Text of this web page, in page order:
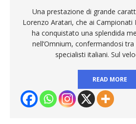
Una prestazione di grande
Lorenzo Aratari, che ai Campionati
ha conquistato una splendida
nell’Omnium, confermandosi
specialisti italiani. Sul
READ MORE